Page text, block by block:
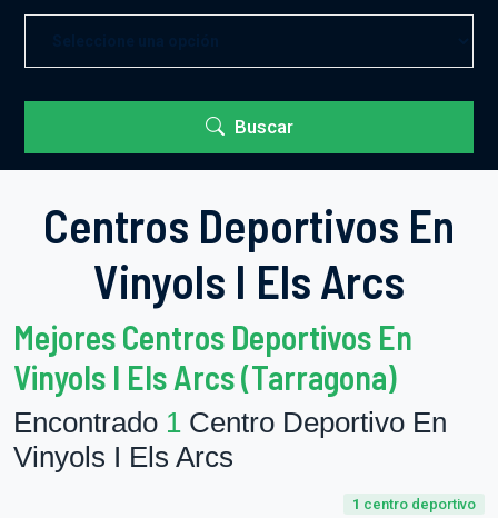
Buscar
Centros Deportivos En
Vinyols I Els Arcs
Mejores Centros Deportivos En
Vinyols I Els Arcs (Tarragona)
Encontrado 1 Centro Deportivo En
Vinyols I Els Arcs
1 centro deportivo